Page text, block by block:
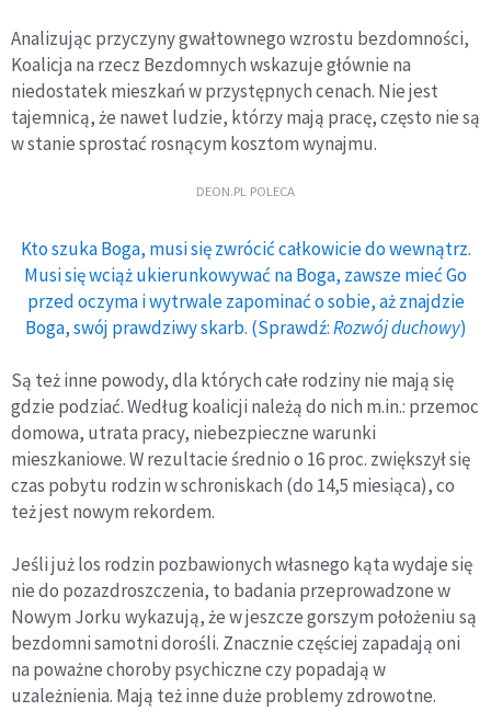
Analizując przyczyny gwałtownego wzrostu bezdomności,
Koalicja na rzecz Bezdomnych wskazuje głównie na
niedostatek mieszkań w przystępnych cenach. Nie jest
tajemnicą, że nawet ludzie, którzy mają pracę, często nie są
w stanie sprostać rosnącym kosztom wynajmu.
DEON.PL POLECA
Kto szuka Boga, musi się zwrócić całkowicie do wewnątrz.
Musi się wciąż ukierunkowywać na Boga, zawsze mieć Go
przed oczyma i wytrwale zapominać o sobie, aż znajdzie
Boga, swój prawdziwy skarb. (Sprawdź:Rozwój duchowy)
Są też inne powody, dla których całe rodziny nie mają się
gdzie podziać. Według koalicji należą do nich m.in.: przemoc
domowa, utrata pracy, niebezpieczne warunki
mieszkaniowe. W rezultacie średnio o 16 proc. zwiększył się
czas pobytu rodzin w schroniskach (do 14,5 miesiąca), co
też jest nowym rekordem.
Jeśli już los rodzin pozbawionych własnego kąta wydaje się
nie do pozazdroszczenia, to badania przeprowadzone w
Nowym Jorku wykazują, że w jeszcze gorszym położeniu są
bezdomni samotni dorośli. Znacznie częściej zapadają oni
na poważne choroby psychiczne czy popadają w
uzależnienia. Mają też inne duże problemy zdrowotne.